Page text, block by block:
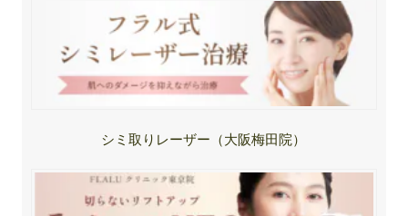
シミ取りレーザー（大阪梅田院）